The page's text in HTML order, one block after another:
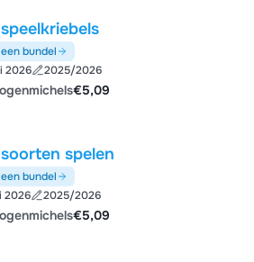
bundel
2026 2025/2026
€5,09
spelen
bundel
2026 2025/2026
€5,09